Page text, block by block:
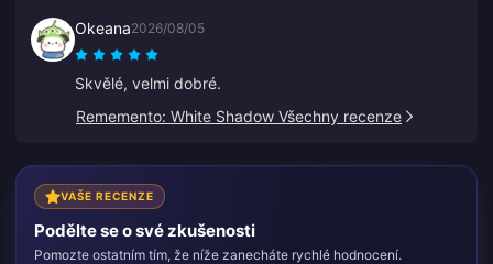
Okeana2026/08/05
Skvělé, velmi dobré.
Rememento: White Shadow Všechny recenze
VAŠE RECENZE
Podělte se o své zkušenosti
Pomozte ostatním tím, že níže zanecháte rychlé hodnocení.